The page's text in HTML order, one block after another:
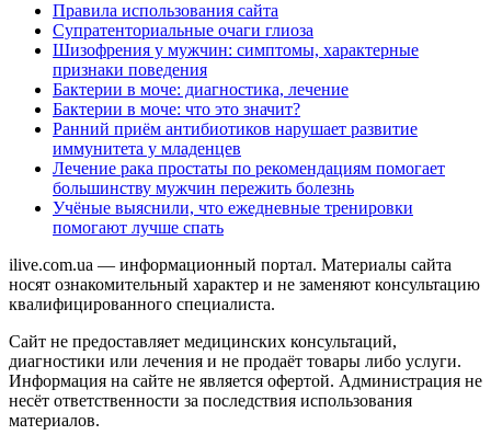
Правила использования сайта
Супратенториальные очаги глиоза
Шизофрения у мужчин: симптомы, характерные
признаки поведения
Бактерии в моче: диагностика, лечение
Бактерии в моче: что это значит?
Ранний приём антибиотиков нарушает развитие
иммунитета у младенцев
Лечение рака простаты по рекомендациям помогает
большинству мужчин пережить болезнь
Учёные выяснили, что ежедневные тренировки
помогают лучше спать
ilive.com.ua — информационный портал. Материалы сайта
носят ознакомительный характер и не заменяют консультацию
квалифицированного специалиста.
Сайт не предоставляет медицинских консультаций,
диагностики или лечения и не продаёт товары либо услуги.
Информация на сайте не является офертой. Администрация не
несёт ответственности за последствия использования
материалов.